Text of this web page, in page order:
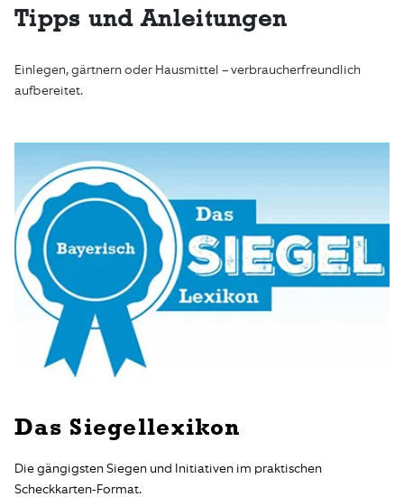
Tipps und Anleitungen
Einlegen, gärtnern oder Hausmittel – verbraucherfreundlich
aufbereitet.
Das Siegellexikon
Die gängigsten Siegen und Initiativen im praktischen
Scheckkarten-Format.